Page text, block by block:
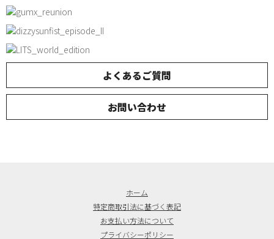
よくあるご質問
お問い合わせ
ホーム
特定商取引法に基づく表記
お支払い方法について
プライバシーポリシー